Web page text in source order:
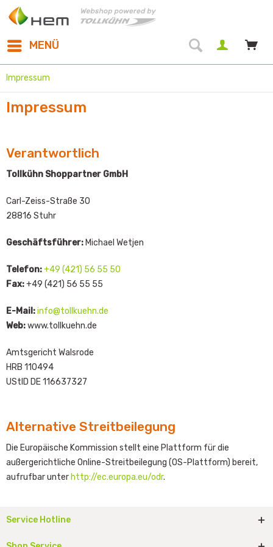
MENÜ
Impressum
Impressum
Verantwortlich
Tollkühn Shoppartner GmbH
Carl-Zeiss-Straße 30
28816 Stuhr
Geschäftsführer: Michael Wetjen
Telefon:+49 (421) 56 55 50
Fax:+49 (421) 56 55 55
E-Mail:info@tollkuehn.de
Web:www.tollkuehn.de
Amtsgericht Walsrode
HRB 110494
UStID DE 116637327
Alternative Streitbeilegung
Die Europäische Kommission stellt eine Plattform für die
außergerichtliche Online-Streitbeilegung (OS-Plattform) bereit,
aufrufbar unter http://ec.europa.eu/odr.
Service Hotline